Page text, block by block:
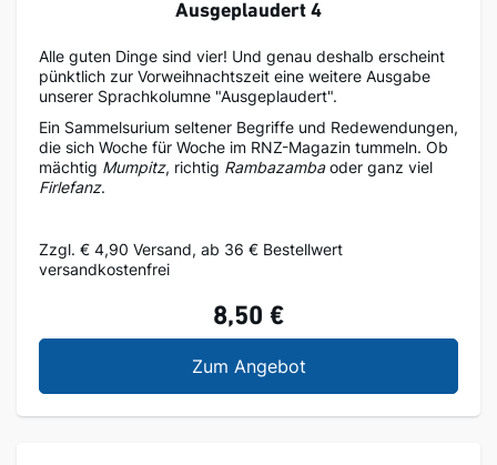
Ausgeplaudert 4
Alle guten Dinge sind vier! Und genau deshalb erscheint
pünktlich zur Vorweihnachtszeit eine weitere Ausgabe
unserer Sprachkolumne "Ausgeplaudert".
Ein Sammelsurium seltener Begriffe und Redewendungen,
die sich Woche für Woche im RNZ-Magazin tummeln. Ob
mächtig Mumpitz, richtig Rambazambaoder ganz viel
Firlefanz.
Zzgl. € 4,90 Versand, ab 36 € Bestellwert
versandkostenfrei
8,50 €
Zum AngebotAusgeplaudert 4